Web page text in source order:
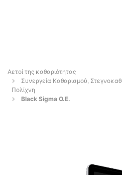
Αετοί της καθαριότητας
Συνεργεία Καθαρισμού,
Πολίχνη
Black Sigma O.E.